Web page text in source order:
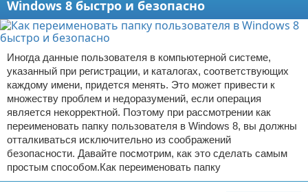
Windows 8 быстро и безопасно
Иногда данные пользователя в компьютерной системе,
указанный при регистрации, и каталогах, соответствующих
каждому имени, придется менять. Это может привести к
множеству проблем и недоразумений, если операция
является некорректной. Поэтому при рассмотрении как
переименовать папку пользователя в Windows 8, вы должны
отталкиваться исключительно из соображений
безопасности. Давайте посмотрим, как это сделать самым
простым способом.Как переименовать папку